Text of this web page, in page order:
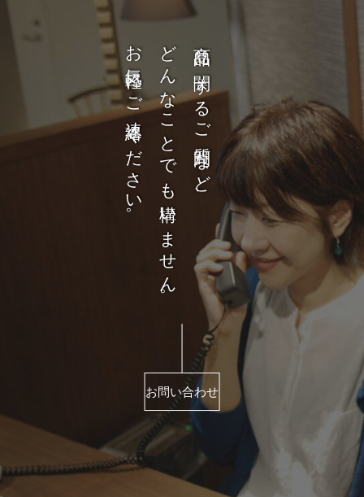
商品に関するご質問など、
どんなことでも構いません。
お気軽にご連絡ください。
お問い合わせ